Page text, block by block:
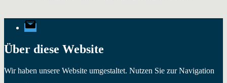
E-
Mail
Über diese Website
Wir haben unsere Website umgestaltet. Nutzen Sie zur Navigation